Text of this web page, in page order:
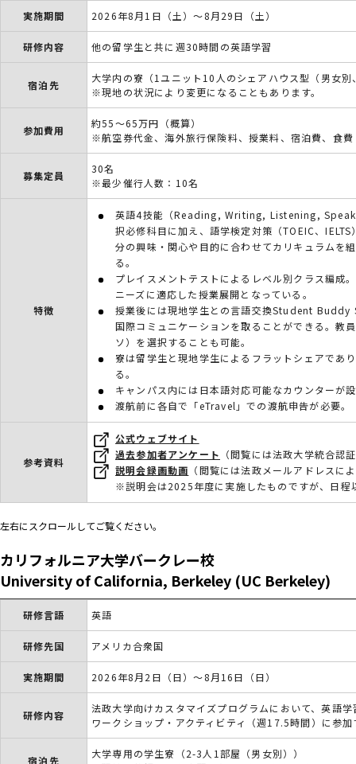
実施期間 2026年8月1日（土）～8月29日（土）
研修内容 他の留学生と共に週30時間の英語学習
宿泊先
大学内の寮（1ユニット10人のシェアハウス型（男女別
※現地の状況により変更になることもあります。
参加費用
約55～65万円（概算）
※航空券代金、海外旅行保険料、授業料、宿泊費、食
募集定員
30名
※最少催行人数：10名
特徴
英語4技能（Reading, Writing, Listening,
択必修科目に加え、語学検定対策（TOEIC、
分の興味・関心や目的に合わせてカリキュラムを
る。
プレイスメントテストによるレベル別クラス編成
ニーズに適応した授業展開となっている。
授業後には現地学生との言語交換Student Buddy
国際コミュニケーションを取ることができる。
ソ）を選択することも可能。
寮は留学生と現地学生によるフラットシェアであ
る。
キャンパス内には日本語対応可能なカウンターが
渡航前に各自で「eTravel」での渡航申告が必要。
参考資料
公式ウェブサイト
過去参加者アンケート （閲覧には法政大学統合認
説明会録画動画 （閲覧には法政メールアドレスに
※説明会は2025年度に実施したものですが、日程
左右にスクロールしてご覧ください。
カリフォルニア大学バークレー校
University of California, Berkeley (UC Berkeley)
研修言語 英語
研修先国 アメリカ合衆国
実施期間 2026年8月2日（日）～8月16日（日）
研修内容
法政大学向けカスタマイズプログラムにおいて、英語
ワークショップ・アクティビティ（週17.5時間）に参
宿泊先
大学専用の学生寮（2-3人1部屋（男女別））